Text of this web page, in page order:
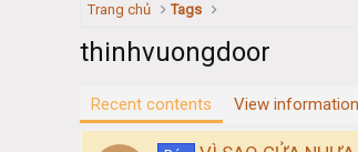
Trang chủ Tags
thinhvuongdoor
Recent contents View information